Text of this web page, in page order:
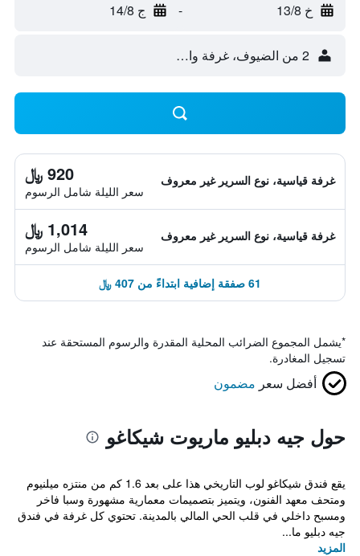
خ 13/8 - ج 14/8
2 من الضيوف، غرفة واحدة
غرفة قياسية، نوع السرير غير معروف 920 ﷼
سعر الليلة شامل الرسوم
غرفة قياسية، نوع السرير غير معروف 1,014 ﷼
سعر الليلة شامل الرسوم
61 صفقة إضافية ابتداءً من 407 ﷼
*يشمل المجموع الضرائب المحلية المقدرة والرسوم المستحقة عند
تسجيل المغادرة.
أفضل سعر مضمون
حول جيه دبليو ماريوت شيكاغو
يقع فندق شيكاغو لوب التاريخي هذا على بعد 1.6 كم من منتزه ميلنيوم
ومتحف معهد الفنون، ويتميز بتصميمات معمارية مشهورة وسبا فاخر
ومسبح داخلي في قلب الحي المالي بالمدينة. تحتوي كل غرفة في فندق
جيه دبليو ما...
المزيد